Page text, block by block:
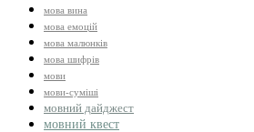
мова вина
мова емоцій
мова малюнків
мова шифрів
мови
мови-суміші
мовний дайджест
мовний квест